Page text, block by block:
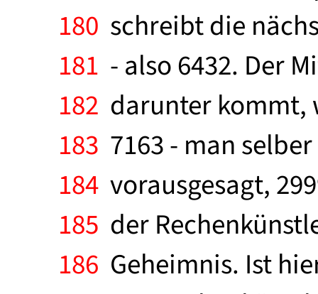
180 schreibt die
181 - also 6432. Der
182 darunter kommt,
183 7163 - man
184 vorausgesagt,
185 der
186 Geheimnis. Ist